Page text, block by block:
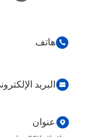
هاتف
البريد
عنوان